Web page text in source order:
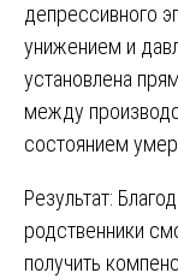
депрессивного
унижением и
установлена
между
состоянием
Результат:
родственники
получить